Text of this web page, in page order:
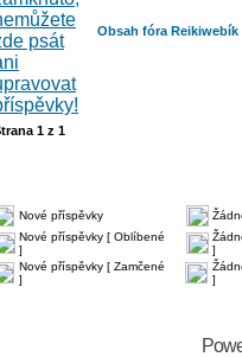
Obsah fóra Reikiwebík
1 z 1
Nové příspěvky
Nové příspěvky [ Oblíbené
]
]
Nové příspěvky [ Zamčené
]
]